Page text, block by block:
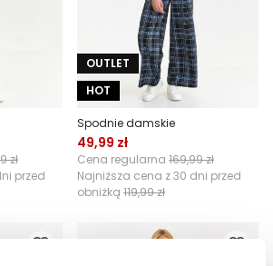
zł
przed
OUTLET
HOT
Spodnie damskie
49,99 zł
Cena regularna 169,99 zł
Najniższa cena z 30 dni przed
obniżką 119,99 zł